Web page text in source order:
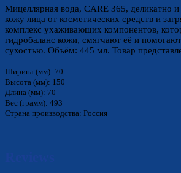
Мицеллярная вода, CARE 365, деликатно
кожу лица от косметических средств и
комплекс ухаживающих компонентов,
гидробаланс кожи, смягчают её и
сухостью. Объём: 445 мл. Товар
Ширина (мм): 70
Высота (мм): 150
Длина (мм): 70
Вес (грамм): 493
Страна производства: Россия